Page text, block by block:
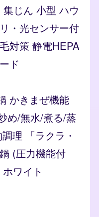
じん 小型 ハウ
・光センサー付
対策 静電HEPA
ド
かきまぜ機能
め/無水/煮る/蒸
理 「ラクラ・
(圧力機能付
ワイト